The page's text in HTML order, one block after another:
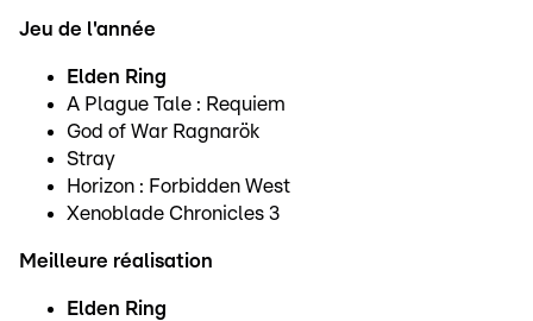
Jeu de l'année
Elden Ring
A Plague Tale : Requiem
God of War Ragnarök
Stray
Horizon : Forbidden West
Xenoblade Chronicles 3
Meilleure réalisation
Elden Ring